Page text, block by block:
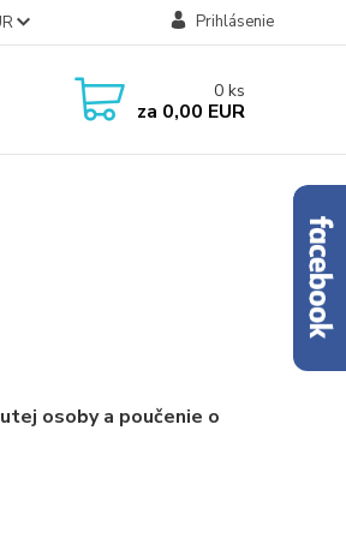
Prihlásenie
0 ks
za 0,00 EUR
osoby a poučenie o